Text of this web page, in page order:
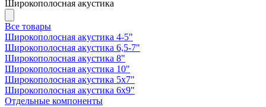
Широкополосная акустика
Все товары
Широкополосная акустика 4-5"
Широкополосная акустика 6,5-7"
Широкополосная акустика 8"
Широкополосная акустика 10"
Широкополосная акустика 5х7"
Широкополосная акустика 6х9"
Отдельные компоненты